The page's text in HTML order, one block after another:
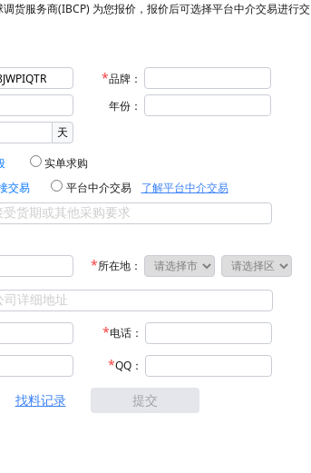
货服务商(IBCP) 为您报价，报价后可选择平台中介交易进行交
品牌：
年份：
天
实单求购
交易 平台中介交易
了解平台中介交易
所在地：
电话：
QQ：
找料记录 提交